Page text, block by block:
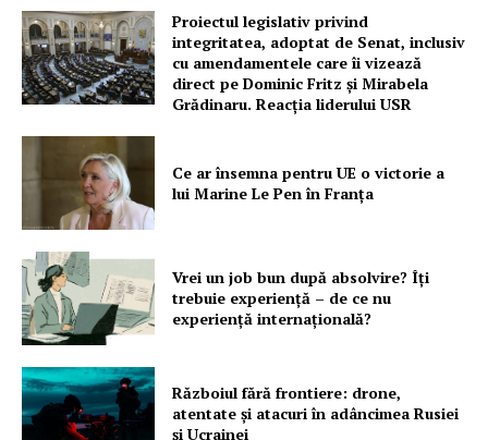
Proiectul legislativ privind
integritatea, adoptat de Senat, inclusiv
cu amendamentele care îi vizează
direct pe Dominic Fritz și Mirabela
Grădinaru. Reacția liderului USR
Ce ar însemna pentru UE o victorie a
lui Marine Le Pen în Franța
Vrei un job bun după absolvire? Îți
trebuie experiență – de ce nu
experiență internațională?
Războiul fără frontiere: drone,
atentate și atacuri în adâncimea Rusiei
și Ucrainei